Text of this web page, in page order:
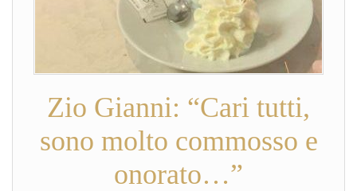
Zio Gianni: “Cari tutti,
sono molto commosso e
onorato…”